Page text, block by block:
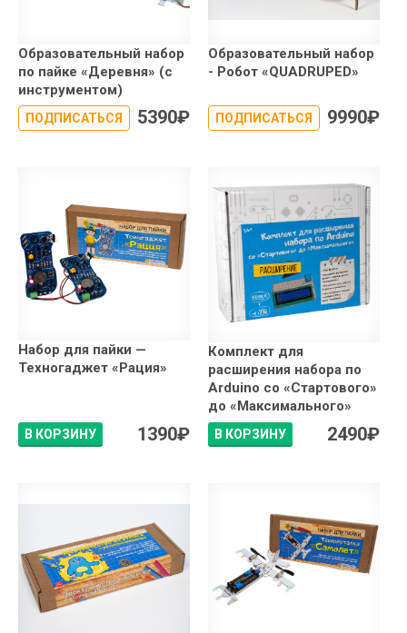
Образовательный набор
по пайке «Деревня» (с
инструментом)
ПОДПИСАТЬСЯ 5390₽
Образовательный набор
- Робот «QUADRUPED»
ПОДПИСАТЬСЯ 9990₽
Набор для пайки —
Техногаджет «Рация»
В КОРЗИНУ 1390₽
Комплект для
расширения набора по
Arduino со «Стартового»
до «Максимального»
В КОРЗИНУ 2490₽